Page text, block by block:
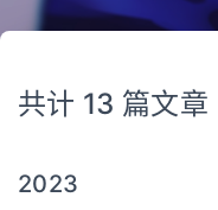
共计 13 篇文章
2023